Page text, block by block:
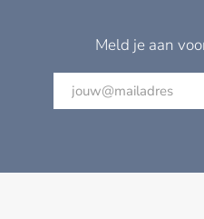
Meld je aan